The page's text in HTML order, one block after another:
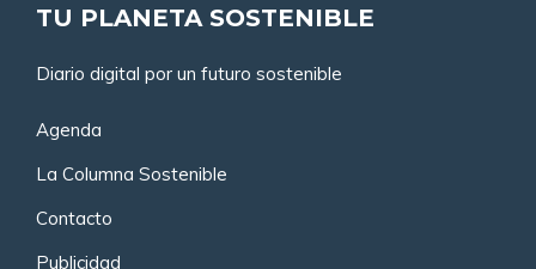
TU PLANETA SOSTENIBLE
Diario digital por un futuro sostenible
Agenda
La Columna Sostenible
Contacto
Publicidad